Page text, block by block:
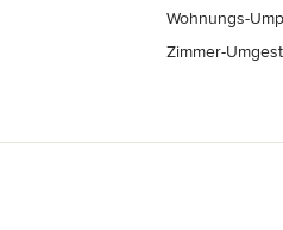
Wohnungs-
Zimmer-